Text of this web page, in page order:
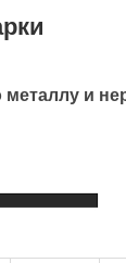
металлу и